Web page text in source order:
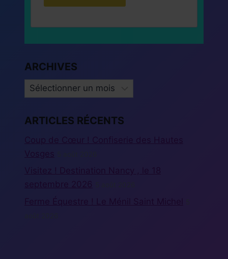
ARCHIVES
ARCHIVES
ARTICLES RÉCENTS